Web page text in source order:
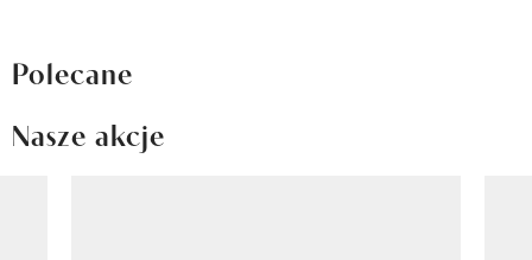
Polecane
Nasze akcje